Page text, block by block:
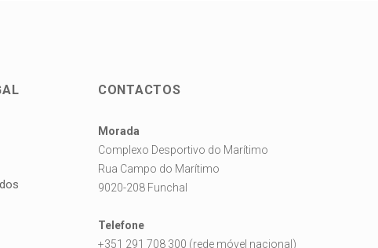
CONTACTOS
Morada
Complexo Desportivo do Marítimo
Rua Campo do Marítimo
9020-208 Funchal
Telefone
+351 291 708 300 (rede móvel nacional)